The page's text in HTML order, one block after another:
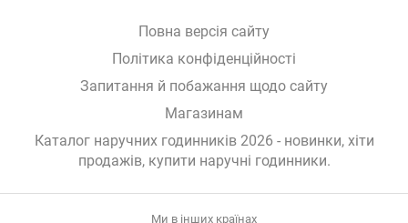
Повна версія сайту
Політика конфіденційності
Запитання й побажання щодо сайту
Магазинам
Каталог наручних годинників 2026 - новинки, хіти
продажів, купити наручні годинники.
Ми в інших країнах